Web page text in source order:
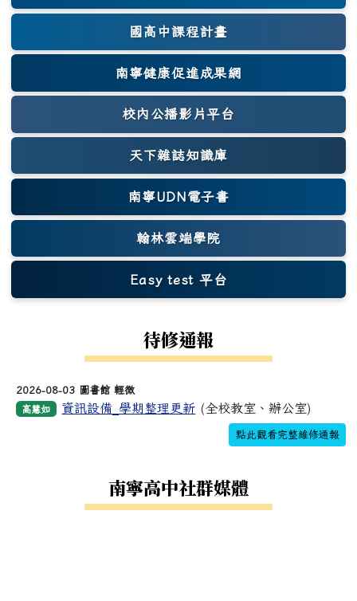
國高中課程計畫
南寧健康促進成果網
(另開新視窗)
校內公播影片平台
天下雜誌知識庫
(另開新視窗)
南寧UDN電子書
翰林雲端學院
Easy test 平台
(另開新視窗)
待修通報
2026-08-03 圖書館 輕微
高慧如 資訊設備_學期整理更新 (全校教室、辦公室)
點此觀看完整維修通報
南寧高中社群媒體